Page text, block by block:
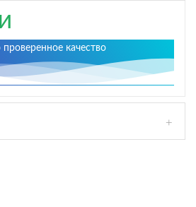
проверенное качество